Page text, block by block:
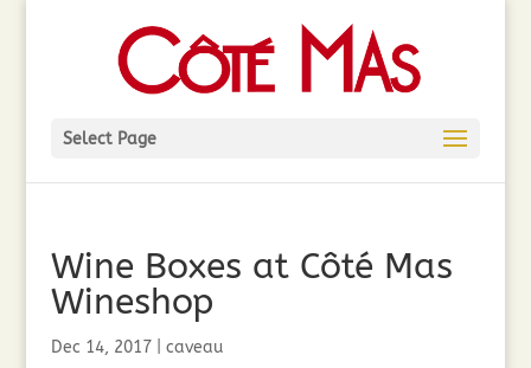
Select Page
Wine Boxes at Côté Mas
Wineshop
Dec 14, 2017| caveau